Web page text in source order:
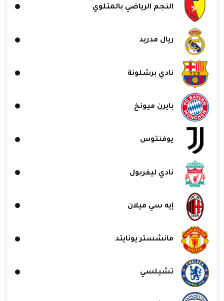
النجم الرياضي بالمتلوي
ريال مدريد
نادي برشلونة
بايرن ميونخ
يوفنتوس
نادي ليفربول
إيه سي ميلان
مانشستر يونايتد
تشيلسي